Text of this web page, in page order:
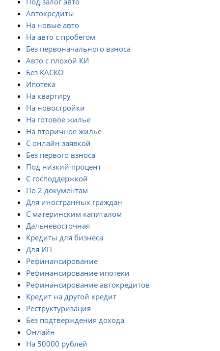
Автокредиты
На новые авто
На авто с пробегом
Без первоначального взноса
Авто с плохой КИ
Без КАСКО
Ипотека
На квартиру
На новостройки
На готовое жилье
На вторичное жилье
С онлайн заявкой
Без первого взноса
Под низкий процент
С господдержкой
По 2 документам
Для иностранных граждан
С материнским капиталом
Дальневосточная
Кредиты для бизнеса
Для ИП
Рефинансирование
Рефинансирование ипотеки
Рефинансирование автокредитов
Кредит на другой кредит
Реструктуризация
Без подтверждения дохода
Онлайн
На 50000 рублей